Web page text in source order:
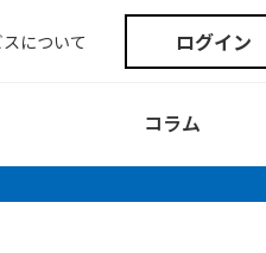
コラム
について ログイン